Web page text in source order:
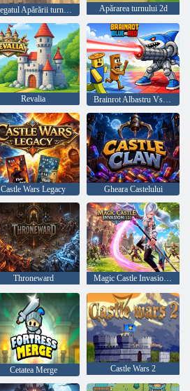
Regatul Apărării turnului Apărarea turnului 2d
Revalia Brainrot Albastru Vs Roșu
Castle Wars Legacy Gheara Castelului
Throneward Magic Castle Invasion: Idle RPG
Cetatea Merge Castle Wars 2